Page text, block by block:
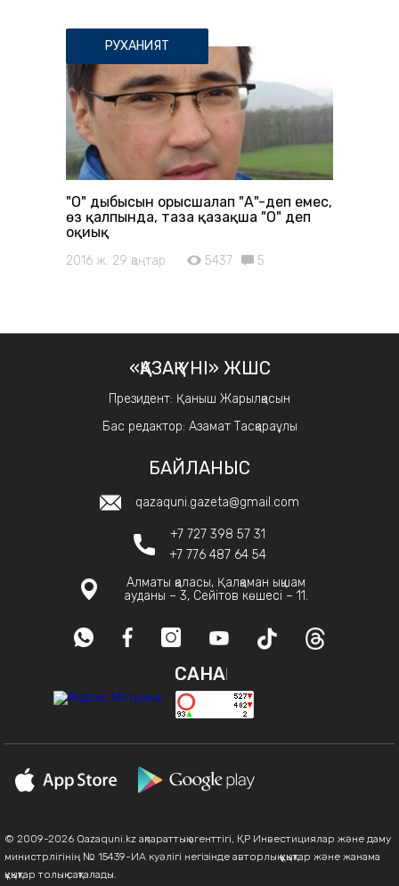
РУХАНИЯТ
"О" дыбысын орысшалап "А"-деп емес,
өз қалпында, таза қазақша "О" деп
оқиық
2016 ж. 29 қаңтар 5437 5
«ҚАЗАҚ ҮНІ» ЖШС
Президент: Қаныш Жарылқасын
Бас редактор: Азамат Тасқараұлы
БАЙЛАНЫС
qazaquni.gazeta@gmail.com
+7 727 398 57 31
+7 776 487 64 54
Алматы қаласы, Қалқаман ықшам
ауданы – 3, Сейітов көшесі – 11.
САНАҚ
© 2009-2026 Qazaquni.kz ақпараттық агенттігі, ҚР Инвестициялар және даму
министрлігінің № 15439-ИА куәлігі негізінде авторлық құқықтар және жанама
құқықтар толық сақталады.